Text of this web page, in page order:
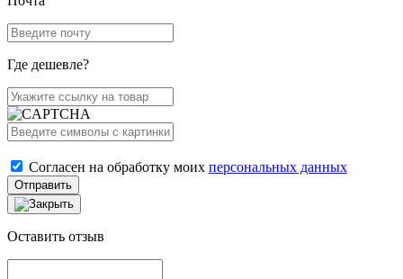
Где дешевле?
Согласен на обработку моих персональных данных
Отправить
Оставить отзыв